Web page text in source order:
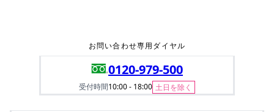
お問い合わせ専用ダイヤル
0120-979-500
受付時間10:00 - 18:00 土日を除く